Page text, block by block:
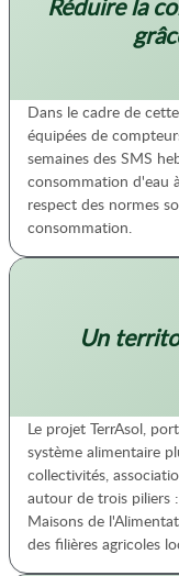
Dans le cadre de
équipées de
semaines des SMS
consommation d'eau
respect des normes
consommation.
Un
Le projet TerrAsol,
système alimentaire
collectivités,
autour de trois piliers
Maisons de
des filières agricoles